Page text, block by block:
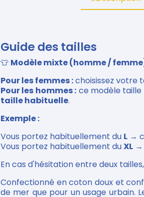
Guide des tailles
👕 Modèle mixte (homme /
Pour les femmes :choisissez votre
Pour les hommes : ce modèle
taille habituelle.
Exemple :
Vous portez habituellement du L →
Vous portez habituellement duXL →
En cas d'hésitation entre deux
Confectionné en coton doux et
de mer que pour un usage urbain.